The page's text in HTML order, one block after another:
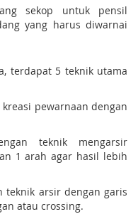
sekop untuk pensil
yang harus diwarnai
terdapat 5 teknik utama
pewarnaan dengan
teknik mengarsir
1 arah agar hasil lebih
teknik arsir dengan garis
atau crossing.